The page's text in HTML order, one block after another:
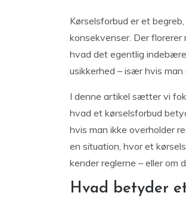
Kørselsforbud er et
konsekvenser. Der
hvad det egentlig
usikkerhed – især hvis
I denne artikel sætter vi
hvad et kørselsforbud
hvis man ikke overholder
en situation, hvor et
kender reglerne – eller om
Hvad betyder